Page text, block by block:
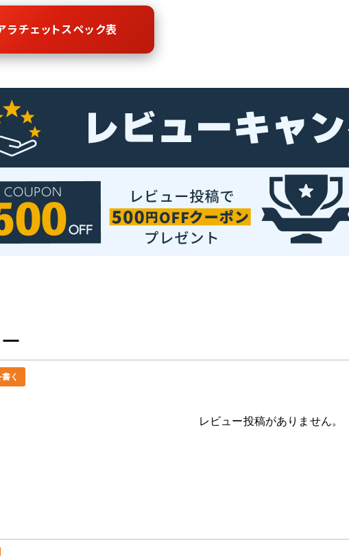
ラチェットスペック表
く
レビュー投稿がありません。